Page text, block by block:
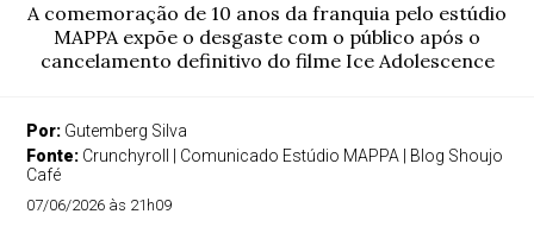
A comemoração de 10 anos da franquia pelo estúdio
MAPPA expõe o desgaste com o público após o
cancelamento definitivo do filme Ice Adolescence
Por: Gutemberg Silva
Fonte: Crunchyroll | Comunicado Estúdio MAPPA | Blog Shoujo
Café
07/06/2026 às 21h09